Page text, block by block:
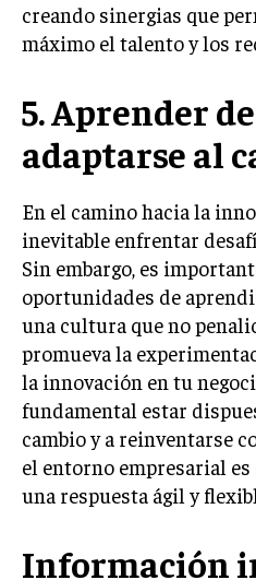
NEGOCIACIÓN Y
DERECHO
ÉXITO EMPRESARIAL
GOBIERNO
ESTRATEGIAS DE
MARKETING B2B
MARKETING B2C
FRANQUICIAS
MARKETING DE
E-COMMERCE
E-COMMERCE Y
ESTRATEGIAS DE
PRECIOS
GESTIÓN DE CRISIS
creando sinergias que
máximo el talento y los
5. Aprender
adaptarse al
En el camino hacia la
inevitable enfrentar
Sin embargo, es
oportunidades de
una cultura que no
promueva la
la innovación en tu
fundamental estar
cambio y a reinventarse
el entorno empresarial
una respuesta ágil y
Información